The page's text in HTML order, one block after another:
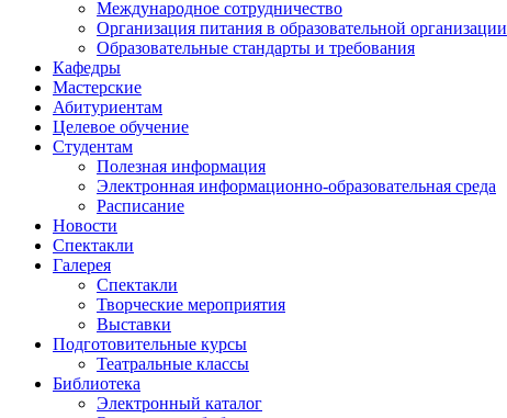
Международное сотрудничество
Организация питания в образовательной организации
Образовательные стандарты и требования
Кафедры
Мастерские
Абитуриентам
Целевое обучение
Студентам
Полезная информация
Электронная информационно-образовательная среда
Расписание
Новости
Спектакли
Галерея
Спектакли
Творческие мероприятия
Выставки
Подготовительные курсы
Театральные классы
Библиотека
Электронный каталог